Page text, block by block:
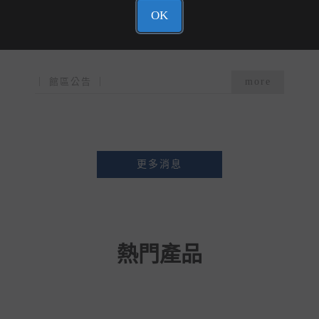
more
｜ 館區公告 ｜
更多消息
熱門產品
OK